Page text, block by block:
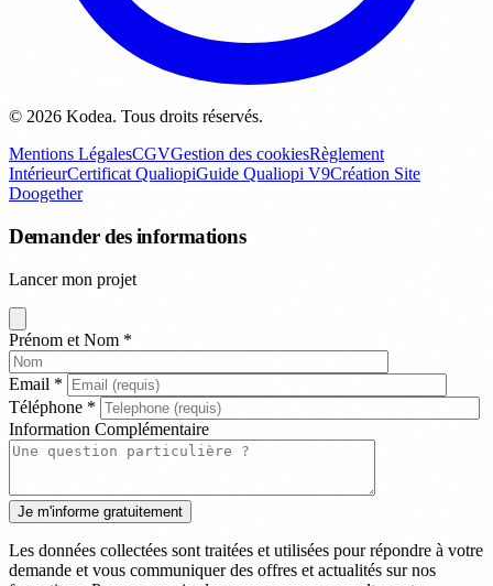
© 2026 Kodea. Tous droits réservés.
Mentions LégalesCGVGestion des cookiesRèglement
IntérieurCertificat QualiopiGuide Qualiopi V9Création Site
Doogether
Demander des informations
Lancer mon projet
Prénom et Nom *
Email *
Téléphone *
Information Complémentaire
Les données collectées sont traitées et utilisées pour répondre à votre
demande et vous communiquer des offres et actualités sur nos